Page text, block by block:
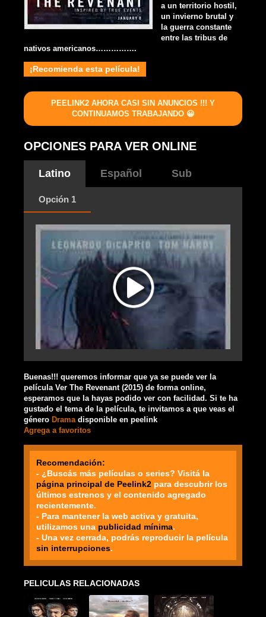
a un territorio hostil,
un invierno brutal y
la guerra constante
entre las tribus de
nativos americanos…………….
¡Recomienda esta película!
PEELINK2 AHORA CASI SIN ANUNCIOS !!! Y
CONTINUAMOS TRABAJANDO 😀
OPCIONES PARA VER ONLINE
Latino Español Sub
Opción 1
Buenas!!! queremos informar que ya se puede ver la
película Ver The Revenant (2015) de forma online,
esperamos que la hayas podido ver con facilidad. Si te ha
gustado el tema de la película, te invitamos a que veas el
género Drama disponible en peelink
Agrega a favoritos
Recomendación:
- ¿Buscás más películas o series? Visitá la
página principal de Peelink2 para descubrir los
últimos estrenos y el contenido agregado
recientemente.
- Para mantener la web activa y gratuita,
utilizamos una publicidad mínima.
- Una vez cerrada, podrás reproducir la película
sin interrupciones.
PELICULAS RELACIONADAS